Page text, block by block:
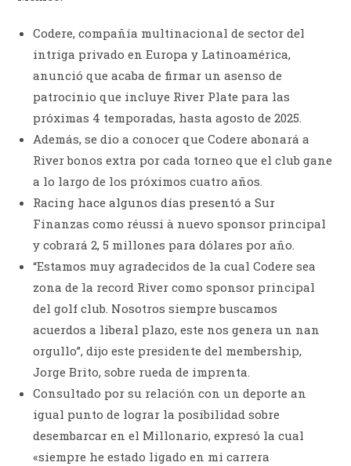
Codere, compañía multinacional de sector del
intriga privado en Europa y Latinoamérica,
anunció que acaba de firmar un asenso de
patrocinio que incluye River Plate para las
próximas 4 temporadas, hasta agosto de 2025.
Además, se dio a conocer que Codere abonará a
River bonos extra por cada torneo que el club gane
a lo largo de los próximos cuatro años.
Racing hace algunos días presentó a Sur
Finanzas como réussi à nuevo sponsor principal
y cobrará 2, 5 millones para dólares por año.
“Estamos muy agradecidos de la cual Codere sea
zona de la record River como sponsor principal
del golf club. Nosotros siempre buscamos
acuerdos a liberal plazo, este nos genera un nan
orgullo”, dijo este presidente del membership,
Jorge Brito, sobre rueda de imprenta.
Consultado por su relación con un deporte an
igual punto de lograr la posibilidad sobre
desembarcar en el Millonario, expresó la cual
«siempre he estado ligado en mi carrera